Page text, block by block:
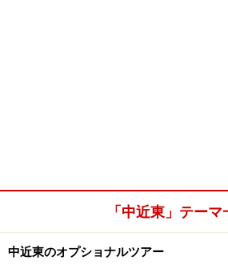
「中近東」テーマ
中近東のオプショナルツアー